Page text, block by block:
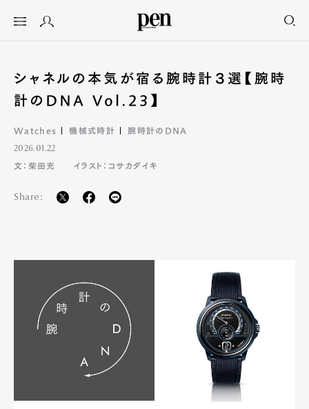
シャネルの本気が宿る腕時計３選【腕時
計のDNA Vol.23】
Watches 機械式時計 腕時計のDNA
2026.01.22
文：柴田充
イラスト：コサカダイキ
Share: